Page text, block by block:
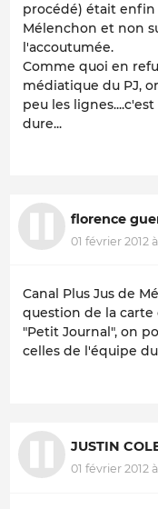
procédé) était enfin
Mélenchon et non
l'accoutumée.
Comme quoi en
médiatique du PJ,
peu les
dure...
florence
01 février 2012
Canal Plus Jus de
question de la
"Petit Journal", on
celles de l'équipe
JUSTIN
01 février 2012